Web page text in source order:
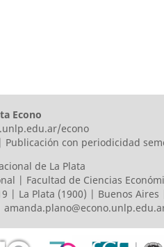
Econo
econo
Publicación con periodicidad
de La Plata
| Facultad de Ciencias
| La Plata (1900) | Buenos